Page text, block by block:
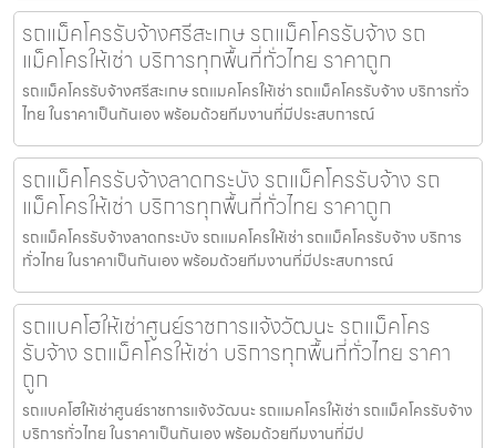
รถแม็คโครรับจ้างศรีสะเกษ รถแม็คโครรับจ้าง รถ
แม็คโครให้เช่า บริการทุกพื้นที่ทั่วไทย ราคาถูก
รถแม็คโครรับจ้างศรีสะเกษ รถแมคโครให้เช่า รถแม็คโครรับจ้าง บริการทั่ว
ไทย ในราคาเป็นกันเอง พร้อมด้วยทีมงานที่มีประสบการณ์
รถแม็คโครรับจ้างลาดกระบัง รถแม็คโครรับจ้าง รถ
แม็คโครให้เช่า บริการทุกพื้นที่ทั่วไทย ราคาถูก
รถแม็คโครรับจ้างลาดกระบัง รถแมคโครให้เช่า รถแม็คโครรับจ้าง บริการ
ทั่วไทย ในราคาเป็นกันเอง พร้อมด้วยทีมงานที่มีประสบการณ์
รถแบคโฮให้เช่าศูนย์ราชการแจ้งวัฒนะ รถแม็คโคร
รับจ้าง รถแม็คโครให้เช่า บริการทุกพื้นที่ทั่วไทย ราคา
ถูก
รถแบคโฮให้เช่าศูนย์ราชการแจ้งวัฒนะ รถแมคโครให้เช่า รถแม็คโครรับจ้าง
บริการทั่วไทย ในราคาเป็นกันเอง พร้อมด้วยทีมงานที่มีป